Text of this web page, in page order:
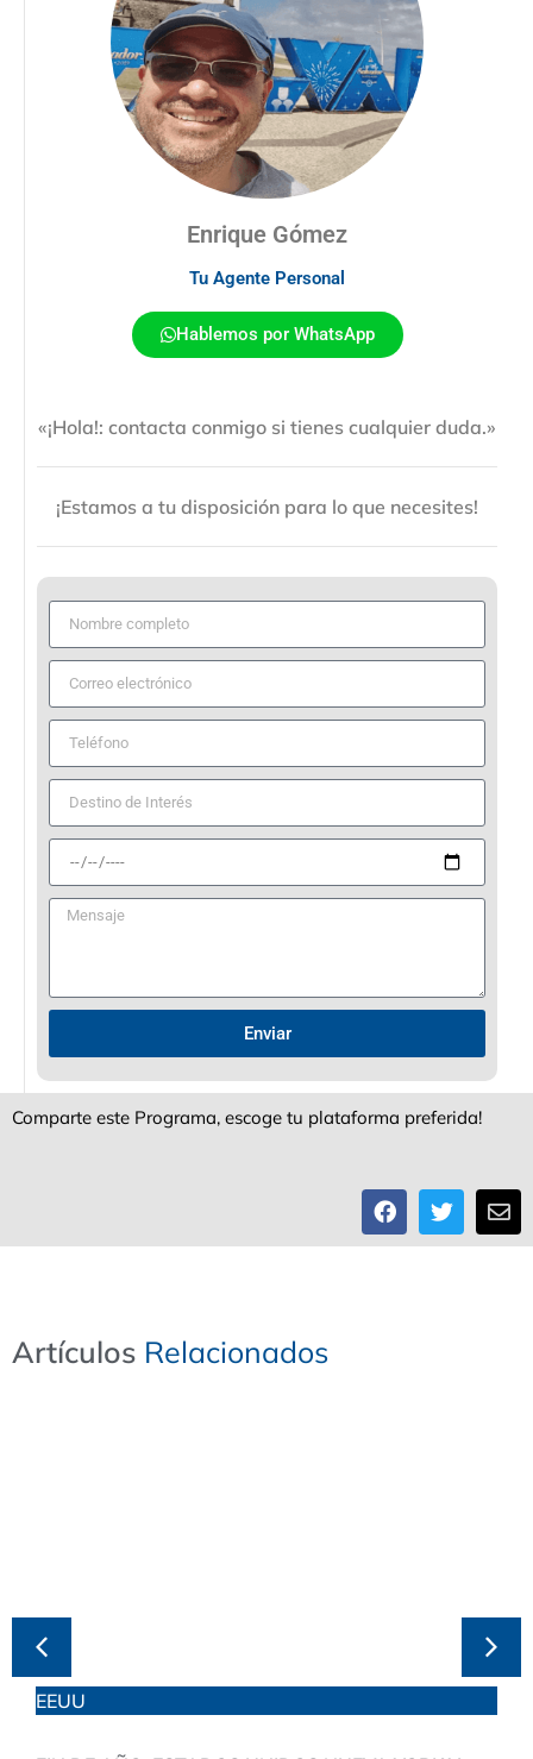
Enrique Gómez
Tu Agente Personal
Hablemos por WhatsApp
«¡Hola!: contacta conmigo si tienes cualquier duda.»
¡Estamos a tu disposición para lo que necesites!
Enviar
Comparte este Programa, escoge tu plataforma preferida!
Artículos Relacionados
EEUU